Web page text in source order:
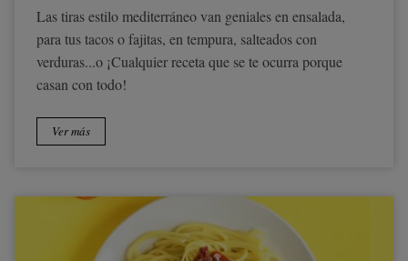
Las tiras estilo mediterráneo van geniales en ensalada,
para tus tacos o fajitas, en tempura, salteados con
verduras...o ¡Cualquier receta que se te ocurra porque
casan con todo!
Ver más